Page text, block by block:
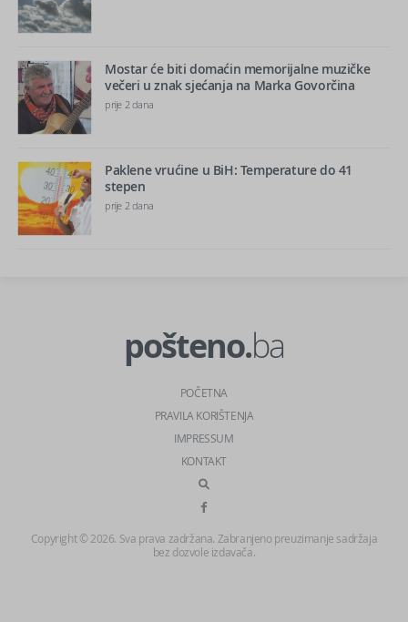
Mostar će biti domaćin memorijalne muzičke
večeri u znak sjećanja na Marka Govorčina
prije 2 dana
Paklene vrućine u BiH: Temperature do 41
stepen
prije 2 dana
pošteno.ba
POČETNA
PRAVILA KORIŠTENJA
IMPRESSUM
KONTAKT
Copyright © 2026. Sva prava zadržana. Zabranjeno preuzimanje sadržaja
bez dozvole izdavača.